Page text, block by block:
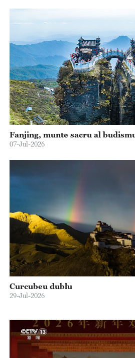
Fanjing, munte sacru al
07-Jul-2026
Curcubeu dublu
29-Jul-2026